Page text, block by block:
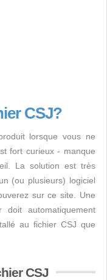
CSJ?
lorsque vous ne
fort curieux - manque
La solution est très
(ou plusieurs) logiciel
sur ce site. Une
doit automatiquement
au fichier CSJ que
CSJ